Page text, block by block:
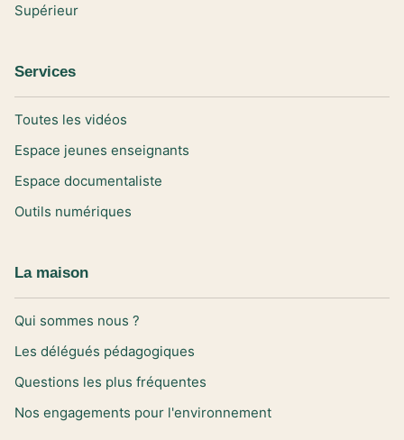
Supérieur
Services
Toutes les vidéos
Espace jeunes enseignants
Espace documentaliste
Outils numériques
La maison
Qui sommes nous ?
Les délégués pédagogiques
Questions les plus fréquentes
Nos engagements pour l'environnement